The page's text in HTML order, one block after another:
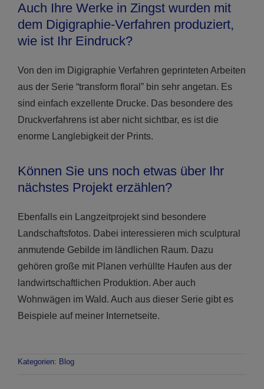
Auch Ihre Werke in Zingst wurden mit
dem Digigraphie-Verfahren produziert,
wie ist Ihr Eindruck?
Von den im Digigraphie Verfahren geprinteten Arbeiten
aus der Serie “transform floral” bin sehr angetan. Es
sind einfach exzellente Drucke. Das besondere des
Druckverfahrens ist aber nicht sichtbar, es ist die
enorme Langlebigkeit der Prints.
Können Sie uns noch etwas über Ihr
nächstes Projekt erzählen?
Ebenfalls ein Langzeitprojekt sind besondere
Landschaftsfotos. Dabei interessieren mich sculptural
anmutende Gebilde im ländlichen Raum. Dazu
gehören große mit Planen verhüllte Haufen aus der
landwirtschaftlichen Produktion. Aber auch
Wohnwägen im Wald. Auch aus dieser Serie gibt es
Beispiele auf meiner Internetseite.
Kategorien: Blog